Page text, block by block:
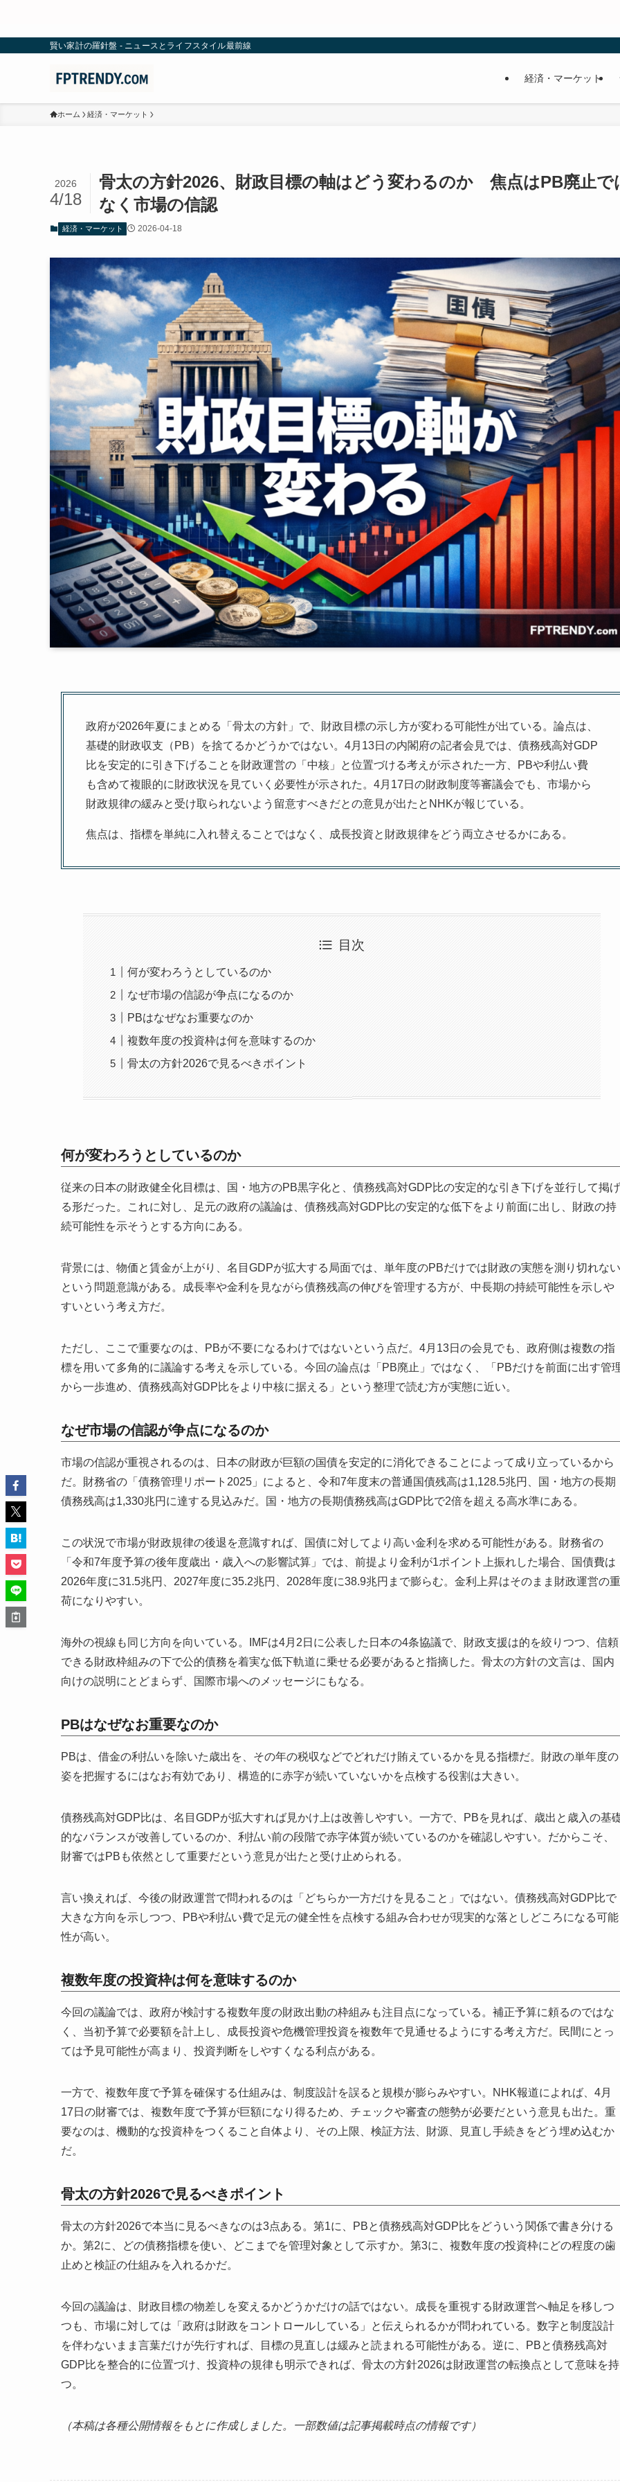
賢い家計の羅針盤 - ニュースとライフスタイル最前線
経済・マーケット
ホーム 経済・マーケット
骨太の方針2026、財政目標の軸はどう変わるのか 焦点はPB廃止で
なく市場の信認
2026
4/18
経済・マーケット 2026-04-18
政府が2026年夏にまとめる「骨太の方針」で、財政目標の示し方が変わる可能性が出ている。論点は、
基礎的財政収支（PB）を捨てるかどうかではない。4月13日の内閣府の記者会見では、債務残高対GDP
比を安定的に引き下げることを財政運営の「中核」と位置づける考えが示された一方、PBや利払い費
も含めて複眼的に財政状況を見ていく必要性が示された。4月17日の財政制度等審議会でも、市場から
財政規律の緩みと受け取られないよう留意すべきだとの意見が出たとNHKが報じている。
焦点は、指標を単純に入れ替えることではなく、成長投資と財政規律をどう両立させるかにある。
目次
何が変わろうとしているのか
なぜ市場の信認が争点になるのか
PBはなぜなお重要なのか
複数年度の投資枠は何を意味するのか
骨太の方針2026で見るべきポイント
何が変わろうとしているのか
従来の日本の財政健全化目標は、国・地方のPB黒字化と、債務残高対GDP比の安定的な引き下げを並行して掲げ
る形だった。これに対し、足元の政府の議論は、債務残高対GDP比の安定的な低下をより前面に出し、財政の持
続可能性を示そうとする方向にある。
背景には、物価と賃金が上がり、名目GDPが拡大する局面では、単年度のPBだけでは財政の実態を測り切れない
という問題意識がある。成長率や金利を見ながら債務残高の伸びを管理する方が、中長期の持続可能性を示しや
すいという考え方だ。
ただし、ここで重要なのは、PBが不要になるわけではないという点だ。4月13日の会見でも、政府側は複数の指
標を用いて多角的に議論する考えを示している。今回の論点は「PB廃止」ではなく、「PBだけを前面に出す管
から一歩進め、債務残高対GDP比をより中核に据える」という整理で読む方が実態に近い。
なぜ市場の信認が争点になるのか
市場の信認が重視されるのは、日本の財政が巨額の国債を安定的に消化できることによって成り立っているから
だ。財務省の「債務管理リポート2025」によると、令和7年度末の普通国債残高は1,128.5兆円、国・地方の長期
債務残高は1,330兆円に達する見込みだ。国・地方の長期債務残高はGDP比で2倍を超える高水準にある。
この状況で市場が財政規律の後退を意識すれば、国債に対してより高い金利を求める可能性がある。財務省の
「令和7年度予算の後年度歳出・歳入への影響試算」では、前提より金利が1ポイント上振れした場合、国債費は
2026年度に31.5兆円、2027年度に35.2兆円、2028年度に38.9兆円まで膨らむ。金利上昇はそのまま財政運営の重
荷になりやすい。
海外の視線も同じ方向を向いている。IMFは4月2日に公表した日本の4条協議で、財政支援は的を絞りつつ、信頼
できる財政枠組みの下で公的債務を着実な低下軌道に乗せる必要があると指摘した。骨太の方針の文言は、国内
向けの説明にとどまらず、国際市場へのメッセージにもなる。
PBはなぜなお重要なのか
PBは、借金の利払いを除いた歳出を、その年の税収などでどれだけ賄えているかを見る指標だ。財政の単年度の
姿を把握するにはなお有効であり、構造的に赤字が続いていないかを点検する役割は大きい。
債務残高対GDP比は、名目GDPが拡大すれば見かけ上は改善しやすい。一方で、PBを見れば、歳出と歳入の基
的なバランスが改善しているのか、利払い前の段階で赤字体質が続いているのかを確認しやすい。だからこそ、
財審ではPBも依然として重要だという意見が出たと受け止められる。
言い換えれば、今後の財政運営で問われるのは「どちらか一方だけを見ること」ではない。債務残高対GDP比で
大きな方向を示しつつ、PBや利払い費で足元の健全性を点検する組み合わせが現実的な落としどころになる可能
性が高い。
複数年度の投資枠は何を意味するのか
今回の議論では、政府が検討する複数年度の財政出動の枠組みも注目点になっている。補正予算に頼るのではな
く、当初予算で必要額を計上し、成長投資や危機管理投資を複数年で見通せるようにする考え方だ。民間にとっ
ては予見可能性が高まり、投資判断をしやすくなる利点がある。
一方で、複数年度で予算を確保する仕組みは、制度設計を誤ると規模が膨らみやすい。NHK報道によれば、4月
17日の財審では、複数年度で予算が巨額になり得るため、チェックや審査の態勢が必要だという意見も出た。重
要なのは、機動的な投資枠をつくること自体より、その上限、検証方法、財源、見直し手続きをどう埋め込むか
だ。
骨太の方針2026で見るべきポイント
骨太の方針2026で本当に見るべきなのは3点ある。第1に、PBと債務残高対GDP比をどういう関係で書き分ける
か。第2に、どの債務指標を使い、どこまでを管理対象として示すか。第3に、複数年度の投資枠にどの程度の歯
止めと検証の仕組みを入れるかだ。
今回の議論は、財政目標の物差しを変えるかどうかだけの話ではない。成長を重視する財政運営へ軸足を移しつ
つも、市場に対しては「政府は財政をコントロールしている」と伝えられるかが問われている。数字と制度設計
を伴わないまま言葉だけが先行すれば、目標の見直しは緩みと読まれる可能性がある。逆に、PBと債務残高対
GDP比を整合的に位置づけ、投資枠の規律も明示できれば、骨太の方針2026は財政運営の転換点として意味を持
つ。
（本稿は各種公開情報をもとに作成しました。一部数値は記事掲載時点の情報です）